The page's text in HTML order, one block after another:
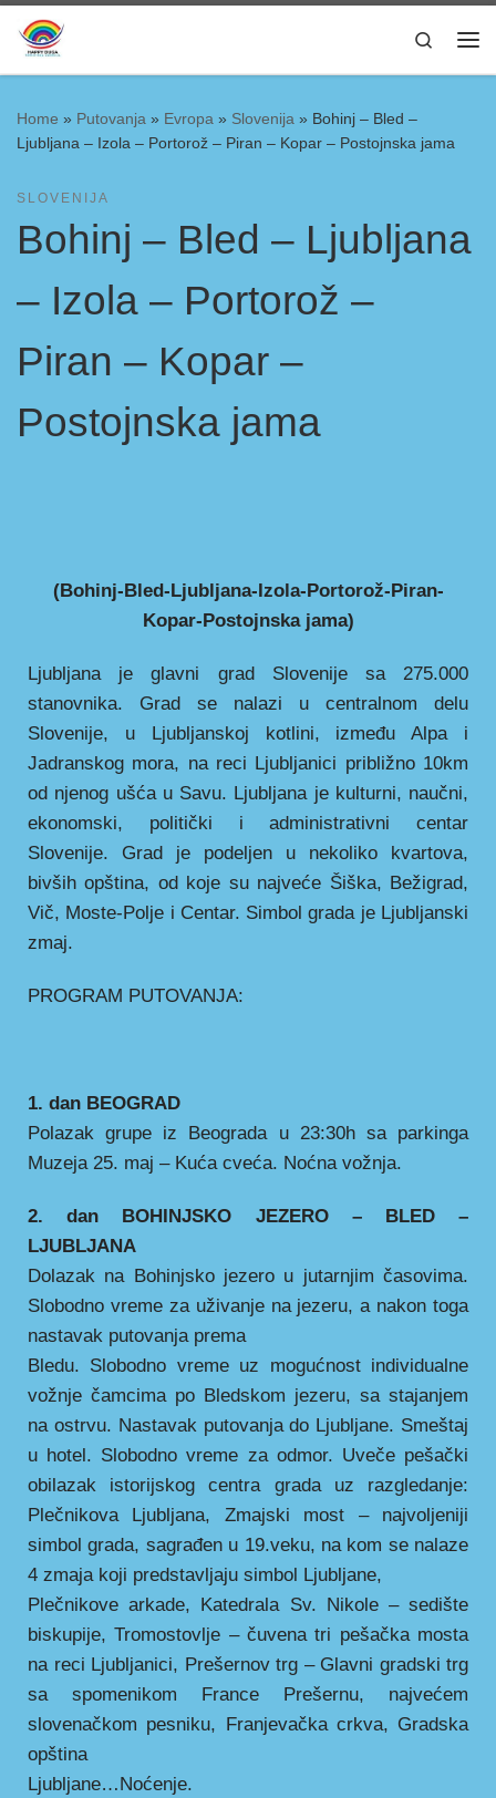
Skip to content Search
Home » Putovanja » Evropa » Slovenija » Bohinj – Bled –
Ljubljana – Izola – Portorož – Piran – Kopar – Postojnska jama
SLOVENIJA
Bohinj – Bled – Ljubljana
– Izola – Portorož –
Piran – Kopar –
Postojnska jama
(Bohinj-Bled-Ljubljana-Izola-Portorož-Piran-
Kopar-Postojnska jama)
Ljubljana je glavni grad Slovenije sa 275.000
stanovnika. Grad se nalazi u centralnom delu
Slovenije, u Ljubljanskoj kotlini, između Alpa i
Jadranskog mora, na reci Ljubljanici približno 10km
od njenog ušća u Savu. Ljubljana je kulturni, naučni,
ekonomski, politički i administrativni centar
Slovenije. Grad je podeljen u nekoliko kvartova,
bivših opština, od koje su najveće Šiška, Bežigrad,
Vič, Moste-Polje i Centar. Simbol grada je Ljubljanski
zmaj.
PROGRAM PUTOVANJA:
1. dan BEOGRAD
Polazak grupe iz Beograda u 23:30h sa parkinga
Muzeja 25. maj – Kuća cveća. Noćna vožnja.
2. dan BOHINJSKO JEZERO – BLED –
LJUBLJANA
Dolazak na Bohinjsko jezero u jutarnjim časovima.
Slobodno vreme za uživanje na jezeru, a nakon toga
nastavak putovanja prema
Bledu. Slobodno vreme uz mogućnost individualne
vožnje čamcima po Bledskom jezeru, sa stajanjem
na ostrvu. Nastavak putovanja do Ljubljane. Smeštaj
u hotel. Slobodno vreme za odmor. Uveče pešački
obilazak istorijskog centra grada uz razgledanje:
Plečnikova Ljubljana, Zmajski most – najvoljeniji
simbol grada, sagrađen u 19.veku, na kom se nalaze
4 zmaja koji predstavljaju simbol Ljubljane,
Plečnikove arkade, Katedrala Sv. Nikole – sedište
biskupije, Tromostovlje – čuvena tri pešačka mosta
na reci Ljubljanici, Prešernov trg – Glavni gradski trg
sa spomenikom France Prešernu, najvećem
slovenačkom pesniku, Franjevačka crkva, Gradska
opština
Ljubljane…Noćenje.